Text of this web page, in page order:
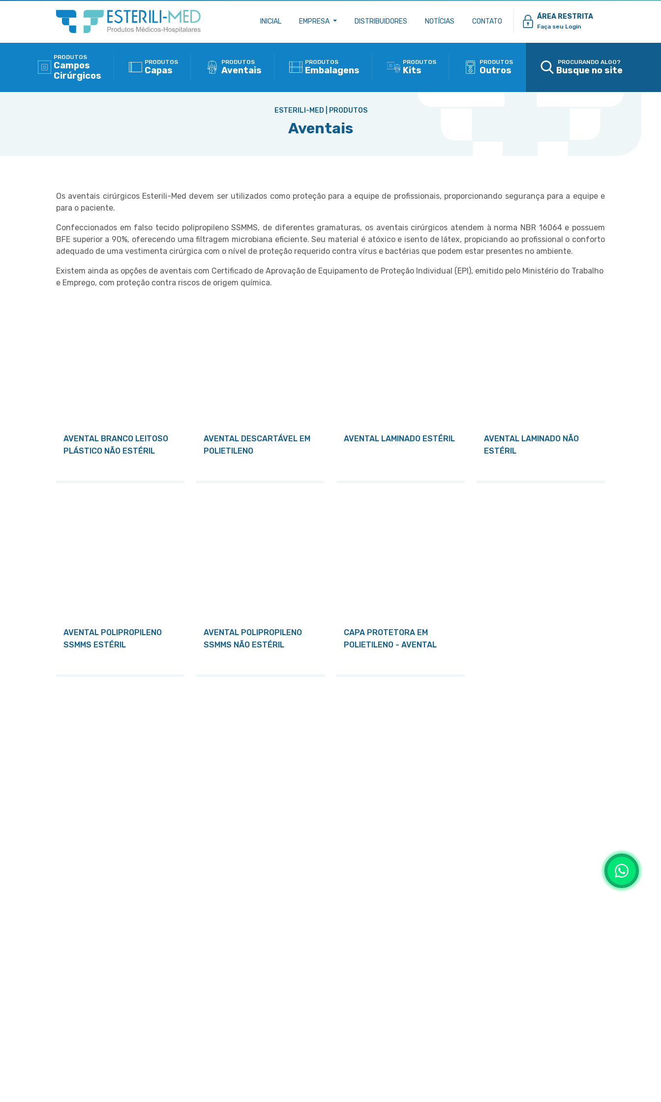
INICIAL EMPRESA DISTRIBUIDORES NOTÍCIAS CONTATO
ÁREA RESTRITA
Faça seu Login
PRODUTOS
Campos
Cirúrgicos
PRODUTOS
Capas
PRODUTOS
Aventais
PRODUTOS
Embalagens
PRODUTOS
Kits
PRODUTOS
Outros
PROCURANDO ALGO?
Busque no site
ESTERILI-MED | PRODUTOS
Aventais
Os aventais cirúrgicos Esterili-Med devem ser utilizados como proteção para a equipe de profissionais, proporcionando segurança para a equipe e
para o paciente.
Confeccionados em falso tecido polipropileno SSMMS, de diferentes gramaturas, os aventais cirúrgicos atendem à norma NBR 16064 e possuem
BFE superior a 90%, oferecendo uma filtragem microbiana eficiente. Seu material é atóxico e isento de látex, propiciando ao profissional o conforto
adequado de uma vestimenta cirúrgica com o nível de proteção requerido contra vírus e bactérias que podem estar presentes no ambiente.
Existem ainda as opções de aventais com Certificado de Aprovação de Equipamento de Proteção Individual (EPI), emitido pelo Ministério do Trabalho
e Emprego, com proteção contra riscos de origem química.
AVENTAL BRANCO LEITOSO
PLÁSTICO NÃO ESTÉRIL
AVENTAL DESCARTÁVEL EM
POLIETILENO
AVENTAL LAMINADO ESTÉRIL
AVENTAL LAMINADO NÃO
ESTÉRIL
AVENTAL POLIPROPILENO
SSMMS ESTÉRIL
AVENTAL POLIPROPILENO
SSMMS NÃO ESTÉRIL
CAPA PROTETORA EM
POLIETILENO - AVENTAL